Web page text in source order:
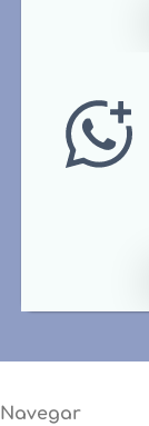
Navegar